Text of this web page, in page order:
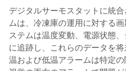
デジタルサーモスタットに統
ムは、冷凍庫の運用に対する
ステムは温度変動、電源状態
に追跡し、これらのデータを
温および低温アラームは特定